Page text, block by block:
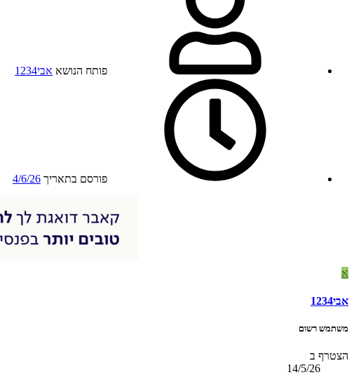
פותח הנושא אבי1234
פורסם בתאריך 4/6/26
א
אבי1234
משתמש רשום
הצטרף ב
14/5/26